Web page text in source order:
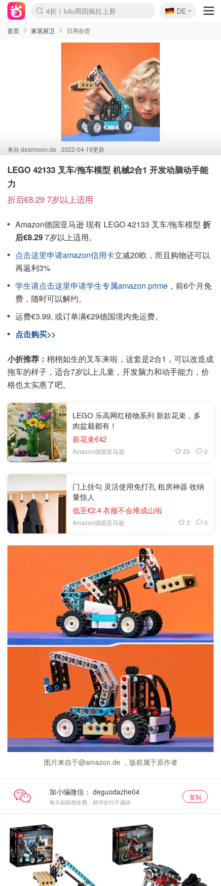
Boticinal 夏促开抢！
4折！lulu周四疯狂上新
还没结束！&OtherStories大促
Joybuy变相75折 随时失效
速领！Stanley独家85折
疑似霸哥！Camper额外叠85折
Zalando 奥莱闪促！每日更新
Moncler反季囤！5折起+叠9折
Coach Brooklyn仅€192
🇩🇪
DE
首页 家居厨卫 日用杂货
来自 dealmoon.de 2022-04-19更新
LEGO 42133 叉车/拖车模型 机械2合1 开发动脑动手能
力
折后€8.29 7岁以上适用
Amazon德国亚马逊 现有 LEGO 42133 叉车/拖车模型 折
后€8.297岁以上适用。
点击这里申请amazon信用卡立减20欧，而且购物还可以
再返利3%
学生请点击这里申请学生专属amazon prime ，前6个月免
费，随时可以解约。
运费€3.99, 或订单满€29德国境内免运费。
点击购买>>
小折推荐： 栩栩如生的叉车来啦，这套是2合1，可以改造成
拖车的样子，适合7岁以上儿童，开发脑力和动手能力，价
格也太实惠了吧。
LEGO 乐高网红植物系列 新款花束，多
肉盆栽都有！
新花束€42
Amazon德国亚马逊 23 0
门上挂勾 灵活使用免打孔 租房神器 收纳
量惊人
低至€2.4 衣服不会堆成山啦
Amazon德国亚马逊 3 0
图片来自于@amazon.de ，版权属于原作者
加小编微信：
每天刷刷朋友圈，精华折扣不漏掉
复制